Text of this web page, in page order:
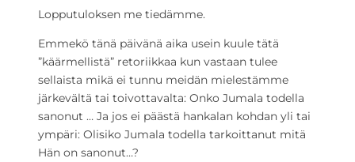
Lopputuloksen me tiedämme.
Emmekö tänä päivänä aika usein kuule tätä
”käärmellistä” retoriikkaa kun vastaan tulee
sellaista mikä ei tunnu meidän mielestämme
järkevältä tai toivottavalta: Onko Jumala todella
sanonut … Ja jos ei päästä hankalan kohdan yli tai
ympäri: Olisiko Jumala todella tarkoittanut mitä
Hän on sanonut…?